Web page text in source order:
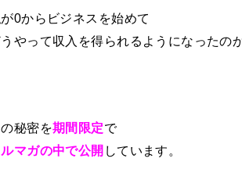
0からビジネスを始めて
うやって収入を得られるようになったの
秘密を期間限定で
ルマガの中で公開 しています。